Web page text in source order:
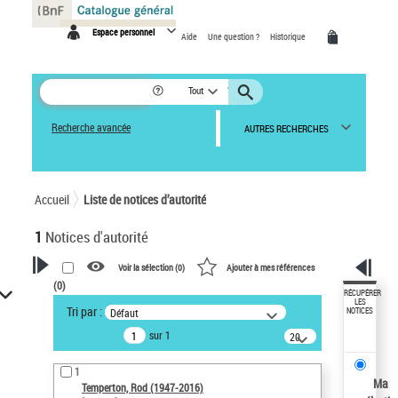
Espace personnel Aide Une question ? Historique
Tout
Recherche avancée AUTRES RECHERCHES
Accueil Liste de notices d’autorité
1 Notices d'autorité
VOTRE RECHERCHE
Recherche avancée dans les
notices d’autorité
Œuvres liées à l'auteur :
Temperton, Rod (1947-2016)
Voir la sélection (0) Ajouter à mes références
(0)
Tri par : Défaut
sur 1
20
résultats/page
1
Temperton, Rod (1947-2016)
RÉCUPÉRER
LES
NOTICES
Ma
Panneau de gestion des cookies